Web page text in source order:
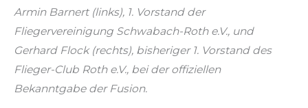
Armin Barnert (links), 1. Vorstand der
Fliegervereinigung Schwabach-Roth e.V., und
Gerhard Flock (rechts), bisheriger 1. Vorstand des
Flieger-Club Roth e.V., bei der offiziellen
Bekanntgabe der Fusion.